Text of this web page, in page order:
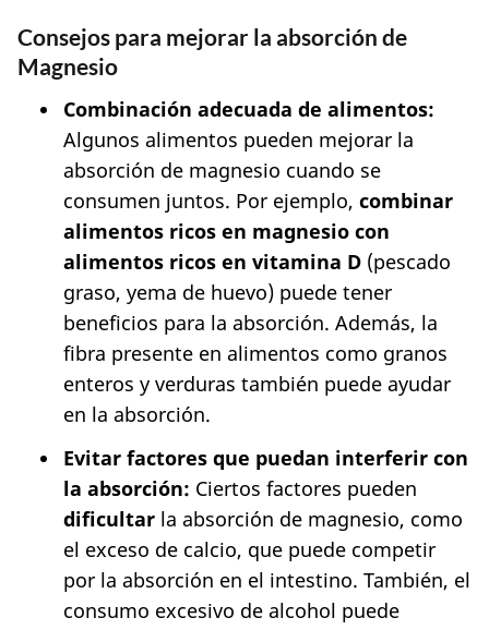
Consejos para mejorar la absorción de
Magnesio
Combinación adecuada de alimentos:
Algunos alimentos pueden mejorar la
absorción de magnesio cuando se
consumen juntos. Por ejemplo, combinar
alimentos ricos en magnesio con
alimentos ricos en vitamina D (pescado
graso, yema de huevo) puede tener
beneficios para la absorción. Además, la
fibra presente en alimentos como granos
enteros y verduras también puede ayudar
en la absorción.
Evitar factores que puedan interferir con
la absorción: Ciertos factores pueden
dificultar la absorción de magnesio, como
el exceso de calcio, que puede competir
por la absorción en el intestino. También, el
consumo excesivo de alcohol puede